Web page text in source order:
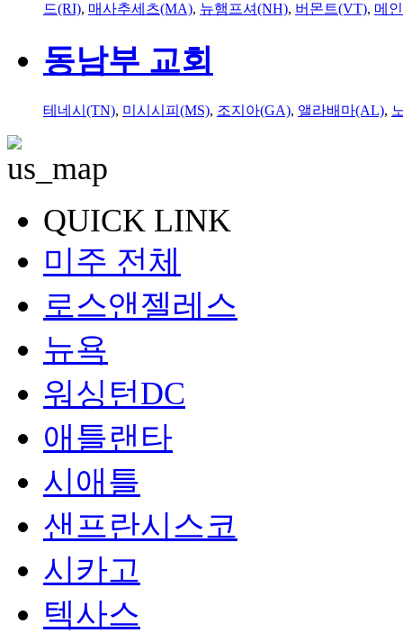
드(RI), 매사추세츠(MA), 뉴햄프셔(NH), 버몬트(VT), 메
동남부 교회
테네시(TN), 미시시피(MS), 조지아(GA), 앨라배마(AL),
QUICK LINK
미주 전체
로스앤젤레스
뉴욕
워싱턴DC
애틀랜타
시애틀
샌프란시스코
시카고
텍사스